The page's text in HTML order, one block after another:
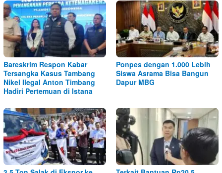
Bareskrim Respon Kabar
Tersangka Kasus Tambang
Nikel Ilegal Anton Timbang
Hadiri Pertemuan di Istana
Ponpes dengan 1.000 Lebih
Siswa Asrama Bisa Bangun
Dapur MBG